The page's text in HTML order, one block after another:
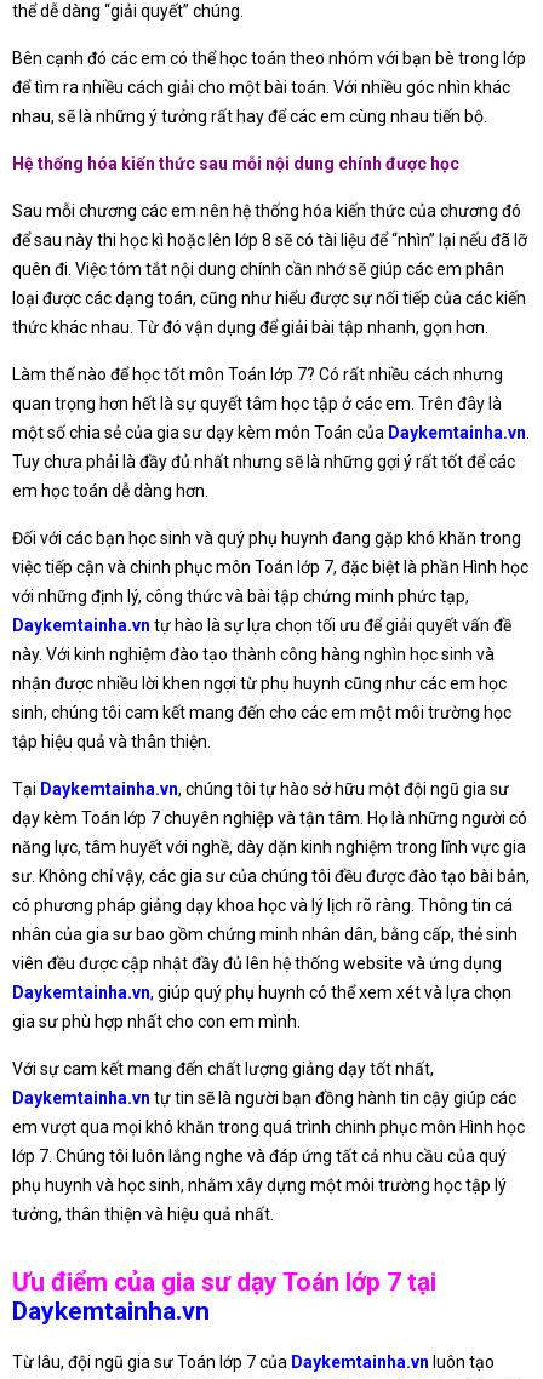
thể dễ dàng “giải quyết” chúng.
Bên cạnh đó các em có thể học toán theo nhóm với bạn bè trong lớp
để tìm ra nhiều cách giải cho một bài toán. Với nhiều góc nhìn khác
nhau, sẽ là những ý tưởng rất hay để các em cùng nhau tiến bộ.
Hệ thống hóa kiến thức sau mỗi nội dung chính được học
Sau mỗi chương các em nên hệ thống hóa kiến thức của chương đó
để sau này thi học kì hoặc lên lớp 8 sẽ có tài liệu để “nhìn” lại nếu đã lỡ
quên đi. Việc tóm tắt nội dung chính cần nhớ sẽ giúp các em phân
loại được các dạng toán, cũng như hiểu được sự nối tiếp của các kiến
thức khác nhau. Từ đó vận dụng để giải bài tập nhanh, gọn hơn.
Làm thế nào để học tốt môn Toán lớp 7? Có rất nhiều cách nhưng
quan trọng hơn hết là sự quyết tâm học tập ở các em. Trên đây là
một số chia sẻ của gia sư dạy kèm môn Toán của Daykemtainha.vn
Tuy chưa phải là đầy đủ nhất nhưng sẽ là những gợi ý rất tốt để các
em học toán dễ dàng hơn.
Đối với các bạn học sinh và quý phụ huynh đang gặp khó khăn trong
việc tiếp cận và chinh phục môn Toán lớp 7, đặc biệt là phần Hình học
với những định lý, công thức và bài tập chứng minh phức tạp,
Daykemtainha.vn tự hào là sự lựa chọn tối ưu để giải quyết vấn đề
này. Với kinh nghiệm đào tạo thành công hàng nghìn học sinh và
nhận được nhiều lời khen ngợi từ phụ huynh cũng như các em học
sinh, chúng tôi cam kết mang đến cho các em một môi trường học
tập hiệu quả và thân thiện.
Tại Daykemtainha.vn, chúng tôi tự hào sở hữu một đội ngũ gia sư
dạy kèm Toán lớp 7 chuyên nghiệp và tận tâm. Họ là những người có
năng lực, tâm huyết với nghề, dày dặn kinh nghiệm trong lĩnh vực gia
sư. Không chỉ vậy, các gia sư của chúng tôi đều được đào tạo bài bản,
có phương pháp giảng dạy khoa học và lý lịch rõ ràng. Thông tin cá
nhân của gia sư bao gồm chứng minh nhân dân, bằng cấp, thẻ sinh
viên đều được cập nhật đầy đủ lên hệ thống website và ứng dụng
Daykemtainha.vn, giúp quý phụ huynh có thể xem xét và lựa chọn
gia sư phù hợp nhất cho con em mình.
Với sự cam kết mang đến chất lượng giảng dạy tốt nhất,
Daykemtainha.vn tự tin sẽ là người bạn đồng hành tin cậy giúp các
em vượt qua mọi khó khăn trong quá trình chinh phục môn Hình học
lớp 7. Chúng tôi luôn lắng nghe và đáp ứng tất cả nhu cầu của quý
phụ huynh và học sinh, nhằm xây dựng một môi trường học tập lý
tưởng, thân thiện và hiệu quả nhất.
Ưu điểm của gia sư dạy Toán lớp 7 tại
Daykemtainha.vn
Từ lâu, đội ngũ gia sư Toán lớp 7 của Daykemtainha.vn luôn tạo